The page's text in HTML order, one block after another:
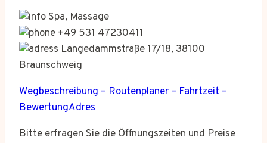
Spa, Massage
+49 531 47230411
Langedammstraße 17/18, 38100
Braunschweig
Wegbeschreibung – Routenplaner – Fahrtzeit –
BewertungAdres
Bitte erfragen Sie die Öffnungszeiten und Preise